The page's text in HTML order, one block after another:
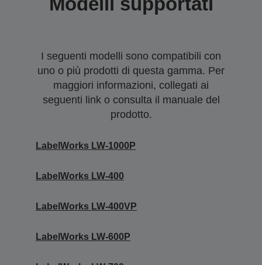
I seguenti modelli sono compatibili con
uno o più prodotti di questa gamma. Per
maggiori informazioni, collegati ai
seguenti link o consulta il manuale del
prodotto.
LabelWorks LW-1000P
LabelWorks LW-400
LabelWorks LW-400VP
LabelWorks LW-600P